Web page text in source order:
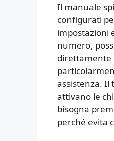
Il manuale
configurati
impostazioni
numero,
direttamente
assistenza. Il
attivano le
bisogna
perché evita